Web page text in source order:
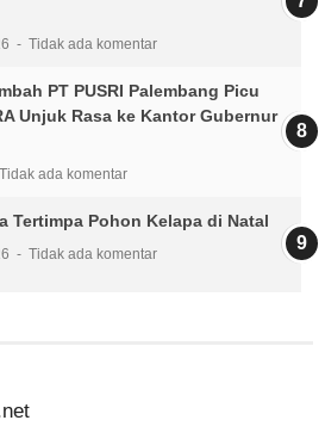
Tidak ada komentar
PT PUSRI Palembang Picu
Unjuk Rasa ke Kantor Gubernur
Tidak ada komentar
Tertimpa Pohon Kelapa di Natal
Tidak ada komentar